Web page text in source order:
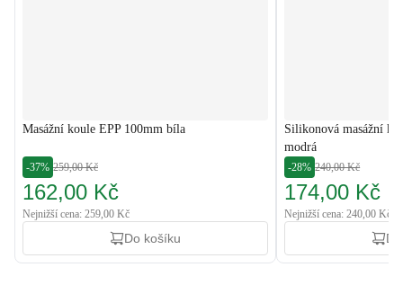
Masážní koule EPP 100mm bíla
-37% 259,00 Kč
162,00 Kč
Nejnižší cena: 259,00 Kč
Do košíku
Silikonová masážní
modrá
-28% 240,00 Kč
174,00 Kč
Nejnižší cena: 240,00 Kč